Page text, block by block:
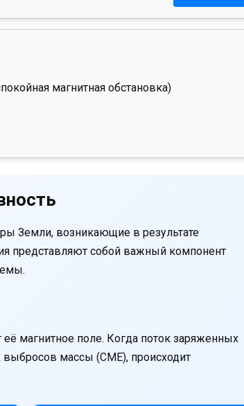
магнитная обстановка)
Земли, возникающие в результате
представляют собой важный компонент
магнитное поле. Когда поток заряженных
массы (CME), происходит